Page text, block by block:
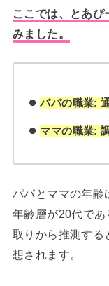
ここでは、とあ
みました。
パパの職業:
ママの職業:
パパとママの年齢
年齢層が20代であ
取りから推測する
想されます。